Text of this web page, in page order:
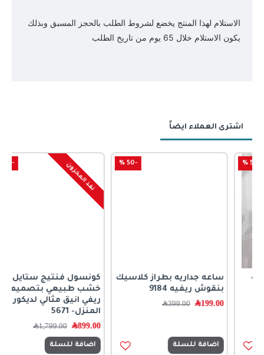
الاستلام لهذا المنتج يخضع لشروط الطلب بالحجز المسبق وبذلك
يكون الاستلام خلال 65 يوم من تاريخ الطلب
اشترى العملاء ايضاً
ساعه جداريه بطراز كلاسيك
بنقوش ريفيه 9184
﷼ 399.00 ﷼
اضافة للسلة
نفذ المخزون
كونسول فنتيج ستايل
خشب طبيعي بتصميم
ريفي انيق مثالي لديكور
المنزل- 5671
﷼ 1,799.00﷼
اضافة للسلة